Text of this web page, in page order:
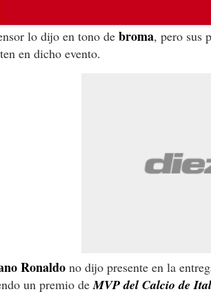
lo dijo en tono de broma, pero sus
en dicho evento.
Ronaldo no dijo presente en la
un premio de MVP del Calcio de